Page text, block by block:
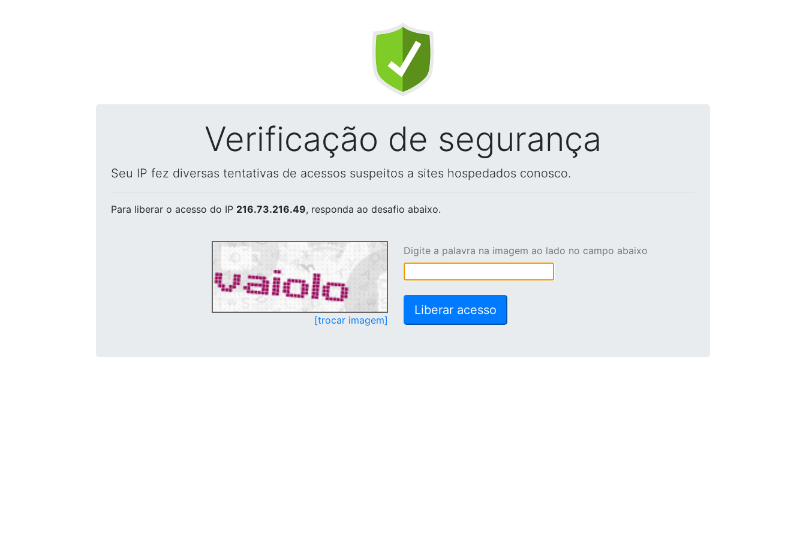
Verificação de segurança
Seu IP fez diversas tentativas de acessos suspeitos a sites hospedados conosco.
Para liberar o acesso do IP 216.73.216.49, responda ao desafio abaixo.
[trocar imagem]
Digite a palavra na imagem ao lado no campo abaixo